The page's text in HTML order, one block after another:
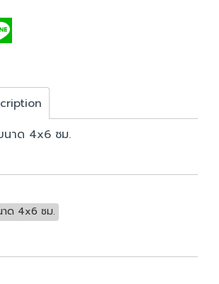
นาด 4x6 ซม.
าด 4x6 ซม.